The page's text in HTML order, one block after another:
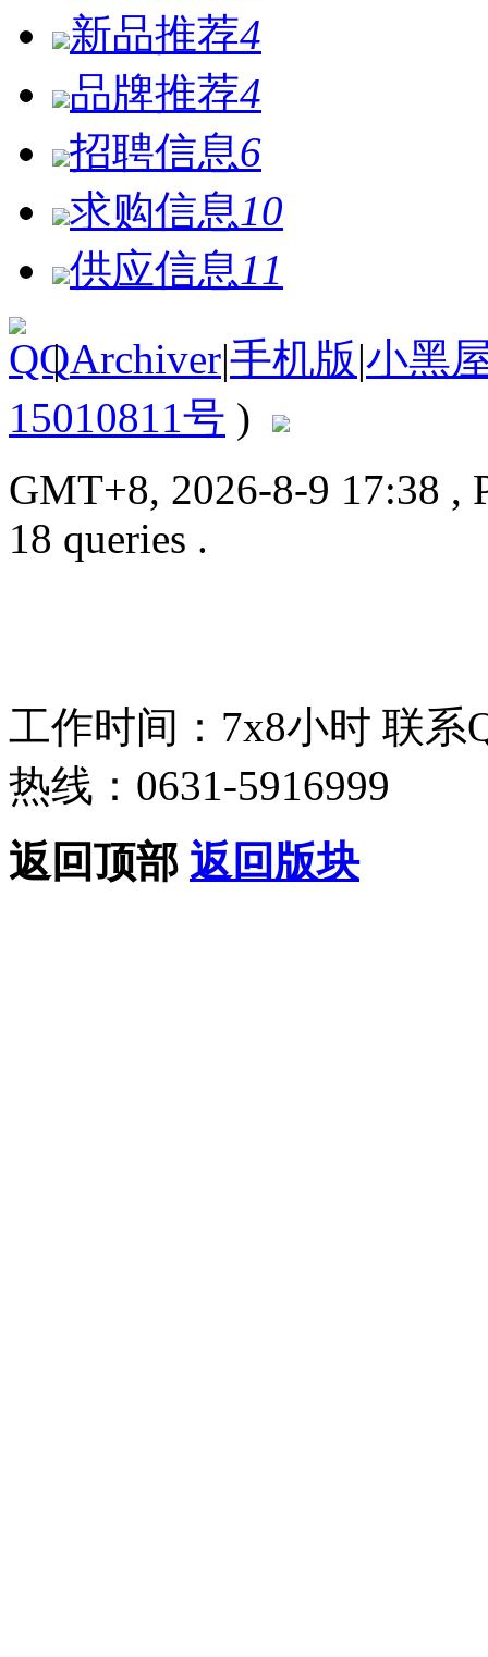
新品推荐4
品牌推荐4
招聘信息6
求购信息 10
供应信息 11
| Archiver|手机版|小黑
15010811号 )
GMT+8, 2026-8-9 17:38 ,
18 queries .
工作时间：7x8小时 联系
热线：0631-5916999
返回顶部 返回版块